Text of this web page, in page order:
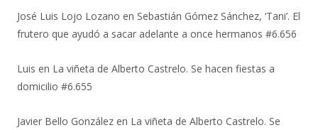
José Luis Lojo Lozano en Sebastián Gómez Sánchez, ‘Tani’. El
frutero que ayudó a sacar adelante a once hermanos #6.656
Luis en La viñeta de Alberto Castrelo. Se hacen fiestas a
domicilio #6.655
Javier Bello González en La viñeta de Alberto Castrelo. Se